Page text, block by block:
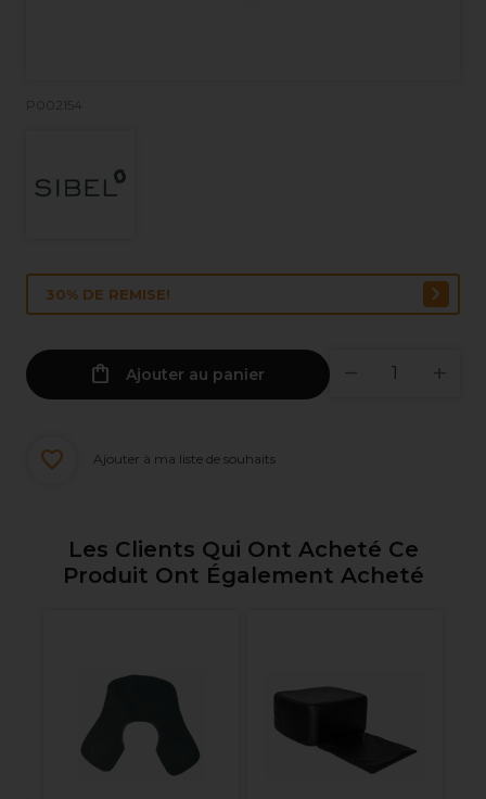
P002154
30% DE REMISE!
Ajouter au panier
Ajouter à ma liste de souhaits
Les Clients Qui Ont Acheté Ce
Produit Ont Également Acheté